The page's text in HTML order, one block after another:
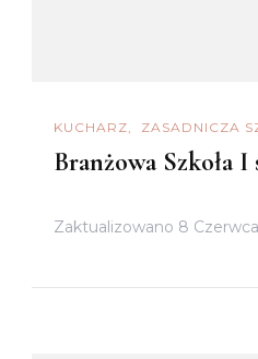
KUCHARZ ZASADNICZA
Branżowa Szkoła
Zaktualizowano 8